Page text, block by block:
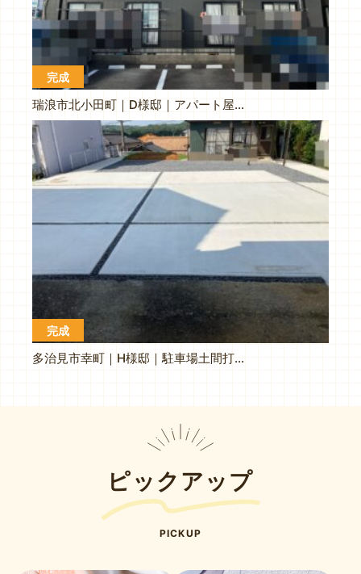
完成
瑞浪市北小田町｜D様邸｜アパート屋根外壁塗装工事｜C棟
完成
多治見市幸町｜H様邸｜駐車場土間打ち工事
ピックアップ
PICKUP